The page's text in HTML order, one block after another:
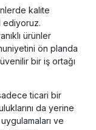
kalite
ediyoruz.
ürünler
ön planda
bir iş ortağı
ticari bir
da yerine
ve